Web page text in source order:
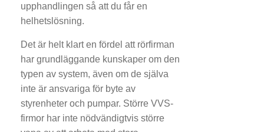
upphandlingen så att du får en
helhetslösning.
Det är helt klart en fördel att rörfirman
har grundläggande kunskaper om den
typen av system, även om de själva
inte är ansvariga för byte av
styrenheter och pumpar. Större VVS-
firmor har inte nödvändigtvis större